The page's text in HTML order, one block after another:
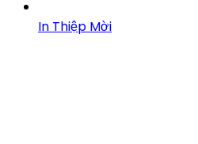
In Thiệp Mời